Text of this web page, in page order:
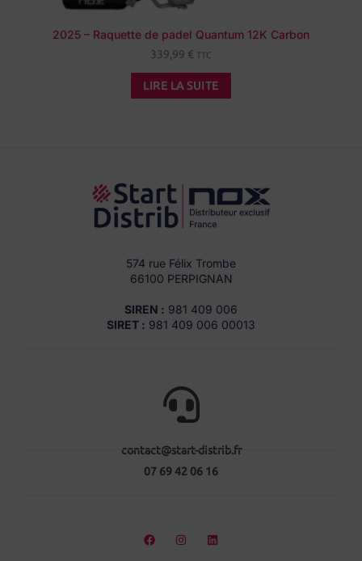
2025 – Raquette de padel Quantum 12K Carbon
339,99 € TTC
LIRE LA SUITE
574 rue Félix Trombe
66100 PERPIGNAN
SIREN : 981 409 006
SIRET : 981 409 006 00013
contact@start-distrib.fr
07 69 42 06 16